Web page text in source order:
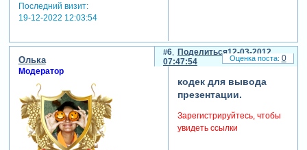
в любых ситуациях со
psp, прежде всего надо
попробовать удалить
папке "c:\program
files\photodex\proshowproducer"
Последний визит:
19-12-2022 12:03:54
Поделиться
6
12-03-2012
07:47:54
Олька
Модератор
кодек для вывода
презентации.
Зарегистрируйтесь, чтобы
увидеть ссылки
0